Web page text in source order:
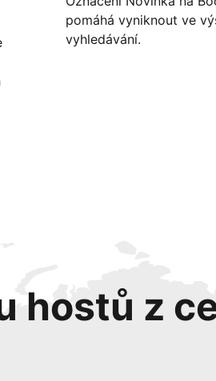
pomáhá vyniknout ve
vyhledávání.
hostů z